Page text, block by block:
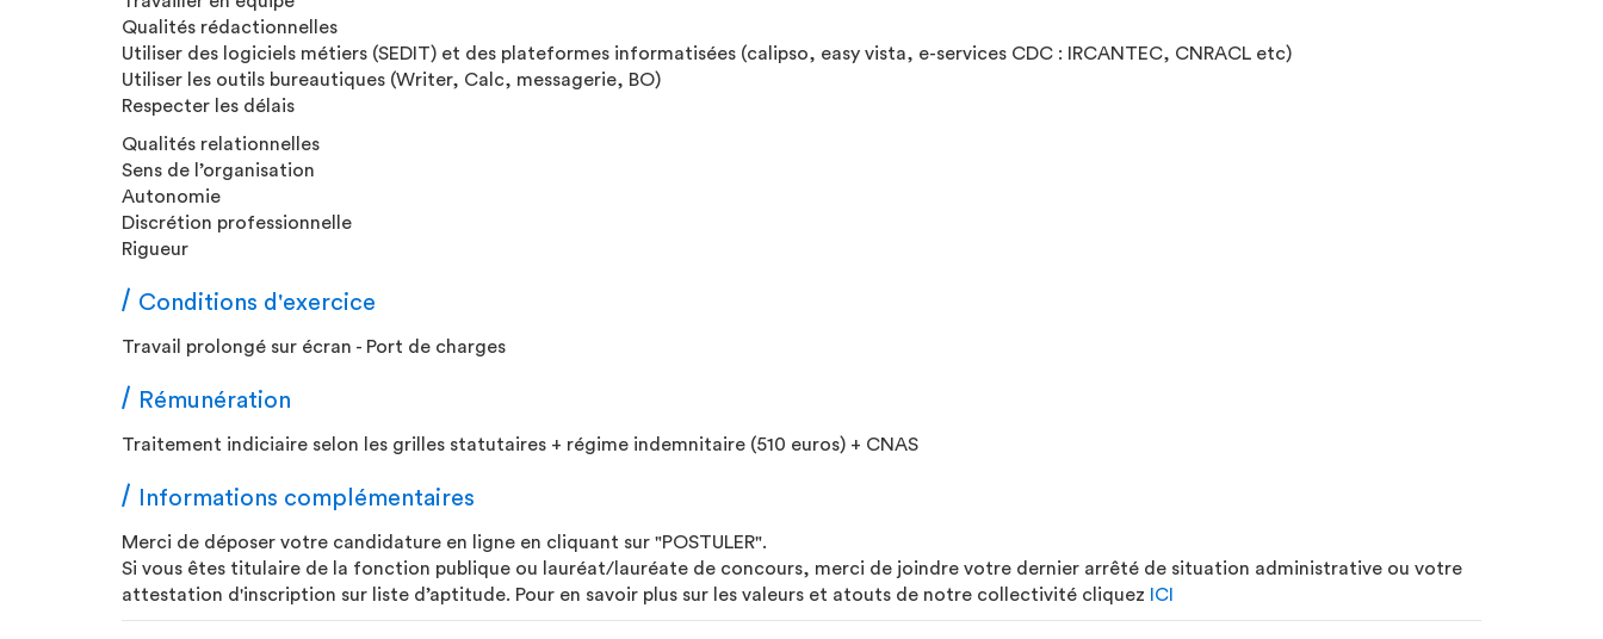
Qualités rédactionnelles
Utiliser des logiciels métiers (SEDIT) et des plateformes informatisées (calipso, easy vista, e-services CDC : IRCANTEC, CNRACL etc)
Utiliser les outils bureautiques (Writer, Calc, messagerie, BO)
Respecter les délais
Qualités relationnelles
Sens de l’organisation
Autonomie
Discrétion professionnelle
Rigueur
Conditions d'exercice
Travail prolongé sur écran - Port de charges
Rémunération
Traitement indiciaire selon les grilles statutaires + régime indemnitaire (510 euros) + CNAS
Informations complémentaires
Merci de déposer votre candidature en ligne en cliquant sur "POSTULER".
Si vous êtes titulaire de la fonction publique ou lauréat/lauréate de concours, merci de joindre votre dernier arrêté de situation administrative ou votre
attestation d'inscription sur liste d’aptitude. Pour en savoir plus sur les valeurs et atouts de notre collectivité cliquez
ICI